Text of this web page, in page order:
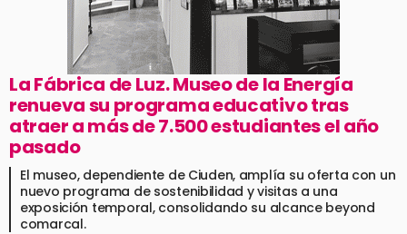
La Fábrica de Luz. Museo de la Energía
renueva su programa educativo tras
atraer a más de 7.500 estudiantes el año
pasado
El museo, dependiente de Ciuden, amplía su oferta con un
nuevo programa de sostenibilidad y visitas a una
exposición temporal, consolidando su alcance beyond
comarcal.